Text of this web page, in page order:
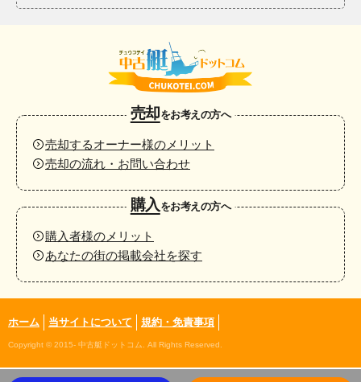
売却をお考えの方へ
売却するオーナー様のメリット
売却の流れ・お問い合わせ
購入 をお考えの方へ
購入者様のメリット
あなたの街の掲載会社を探す
ホーム 当サイトについて 規約・免責事項
Copyright © 2015- 中古艇ドットコム. All Rights Reserved.